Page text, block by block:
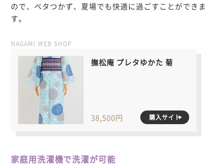
ので、ベタつかず、夏場でも快適に過ごすことができま
す。
NAGAMI WEB SHOP
撫松庵 プレタゆかた 菊
38,500円 購入サイト
家庭用洗濯機で洗濯が可能